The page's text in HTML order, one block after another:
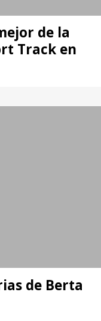
de la
Track en
de Berta